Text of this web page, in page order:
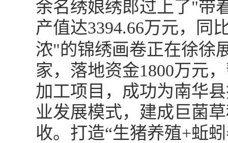
余名绣娘绣郎过上了"带
产值达3394.66万元，同
浓"的锦绣画卷正在徐徐
家，落地资金1800万元
加工项目，成功为南华
业发展模式，建成巨菌
收。打造“生猪养殖+蚯